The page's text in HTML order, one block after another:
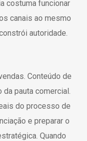
costuma funcionar
canais ao mesmo
autoridade.
Conteúdo de
pauta comercial.
do processo de
e preparar o
Quando